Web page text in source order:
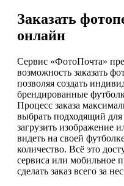
Заказать
онлайн
Сервис «ФотоПочта»
возможность заказать
позволяя создать
брендированные
Процесс заказа
выбрать подходящий для
загрузить изображение
видеть на своей
количество. Всё это
сервиса или мобильное
сделать заказ всего за